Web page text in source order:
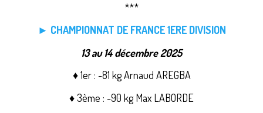
***
► CHAMPIONNAT DE FRANCE 1ERE DIVISION
13 au 14 décembre 2025
♦ 1er : -81 kg Arnaud AREGBA
♦ 3ème : -90 kg Max LABORDE